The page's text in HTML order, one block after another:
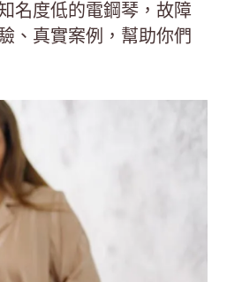
名度低的電鋼琴，故障
、真實案例，幫助你們